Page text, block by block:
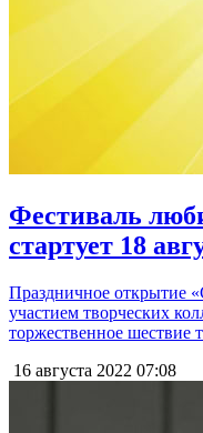
Фестиваль
стартует 18
Праздничное открытие
участием творческих
торжественное шествие
16 августа 2022 07:08